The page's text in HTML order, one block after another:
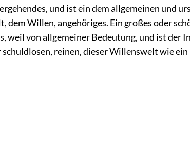
und ist ein dem allgemeinen und
dem Willen, angehöriges. Ein großes oder
weil von allgemeiner Bedeutung, und ist der
schuldlosen, reinen, dieser Willenswelt wie